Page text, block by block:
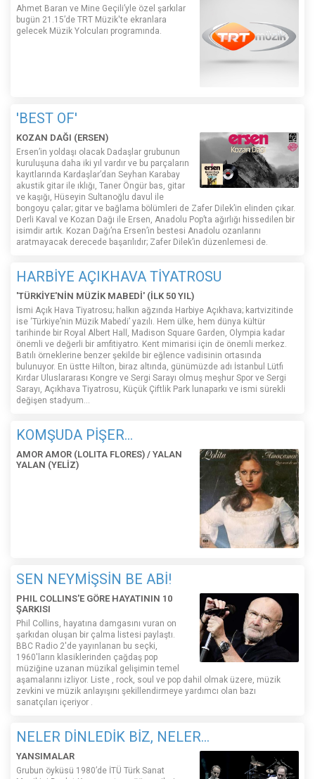
Ahmet Baran ve Mine Geçili’yle özel şarkılar
bugün 21.15’de TRT Müzik'te ekranlara
gelecek Müzik Yolcuları programında.
'BEST OF'
KOZAN DAĞI (ERSEN)
Ersen’in yoldaşı olacak Dadaşlar grubunun
kuruluşuna daha iki yıl vardır ve bu parçaların
kayıtlarında Kardaşlar’dan Seyhan Karabay
akustik gitar ile ıklığı, Taner Öngür bas, gitar
ve kaşığı, Hüseyin Sultanoğlu davul ile
bongoyu çalar; gitar ve bağlama bölümleri de Zafer Dilek’in elinden çıkar.
Derli Kaval ve Kozan Dağı ile Ersen, Anadolu Pop’ta ağırlığı hissedilen bir
isimdir artık. Kozan Dağı’na Ersen’in bestesi Anadolu ozanlarını
aratmayacak derecede başarılıdır; Zafer Dilek’in düzenlemesi de.
HARBİYE AÇIKHAVA TİYATROSU
'TÜRKİYE'NİN MÜZİK MABEDİ' (İLK 50 YIL)
İsmi Açık Hava Tiyatrosu; halkın ağzında Harbiye Açıkhava; kartvizitinde
ise ‘Türkiye’nin Müzik Mabedi’ yazılı. Hem ülke, hem dünya kültür
tarihinde bir Royal Albert Hall, Madison Square Garden, Olympia kadar
önemli ve değerli bir amfitiyatro. Kent mimarisi için de önemli merkez.
Batılı örneklerine benzer şekilde bir eğlence vadisinin ortasında
bulunuyor. En üstte Hilton, biraz altında, günümüzde adı İstanbul Lütfi
Kırdar Uluslararası Kongre ve Sergi Sarayı olmuş meşhur Spor ve Sergi
Sarayı, Açıkhava Tiyatrosu, Küçük Çiftlik Park lunaparkı ve ismi sürekli
değişen stadyum…
KOMŞUDA PİŞER...
AMOR AMOR (LOLITA FLORES) / YALAN
YALAN (YELİZ)
SEN NEYMİŞSİN BE ABİ!
PHIL COLLINS'E GÖRE HAYATININ 10
ŞARKISI
Phil Collins, hayatına damgasını vuran on
şarkıdan oluşan bir çalma listesi paylaştı.
BBC Radio 2'de yayınlanan bu seçki,
1960'ların klasiklerinden çağdaş pop
müziğine uzanan müzikal gelişimin temel
aşamalarını izliyor. Liste , rock, soul ve pop dahil olmak üzere, müzik
zevkini ve müzik anlayışını şekillendirmeye yardımcı olan bazı
sanatçıları içeriyor .
NELER DİNLEDİK BİZ, NELER...
YANSIMALAR
Grubun öyküsü 1980’de İTÜ Türk Sanat